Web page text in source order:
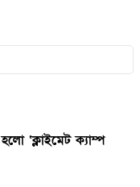
‘ক্লাইমেট ক্যাম্প